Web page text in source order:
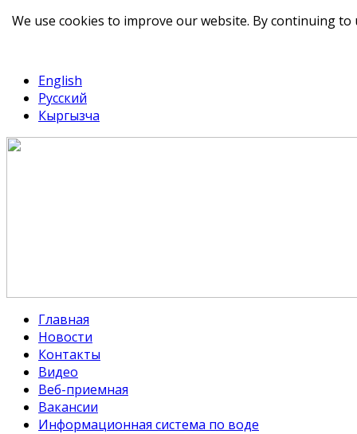
English
Русский
Кыргызча
Главная
Новости
Контакты
Видео
Веб-приемная
Вакансии
Информационная система по воде
We use cookies to improve our website. By continuing